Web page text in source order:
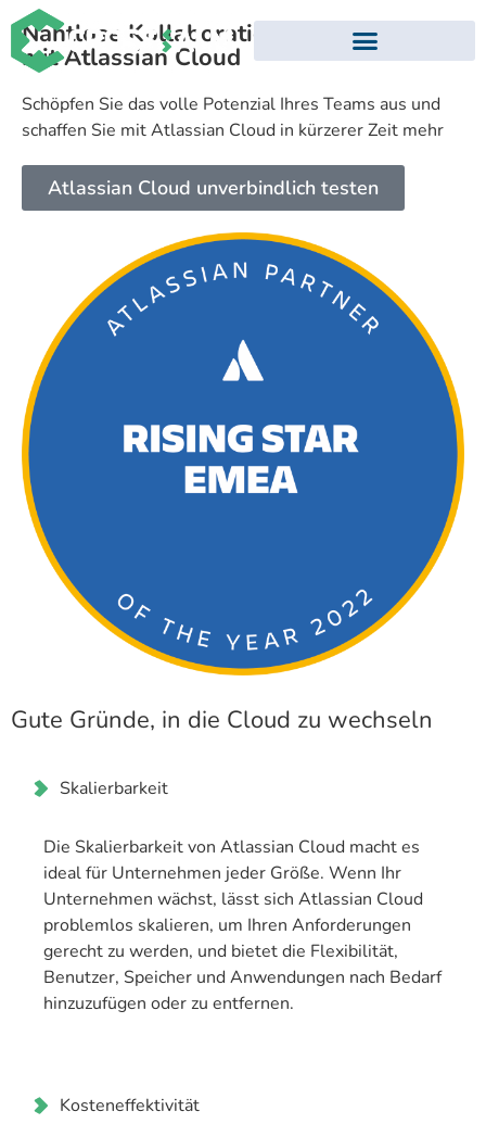
Nahtlose Kollaboration
mit Atlassian Cloud
Schöpfen Sie das volle Potenzial Ihres Teams aus und
schaffen Sie mit Atlassian Cloud in kürzerer Zeit mehr
Atlassian Cloud unverbindlich testen
Gute Gründe, in die Cloud zu wechseln
Skalierbarkeit
Die Skalierbarkeit von Atlassian Cloud macht es
ideal für Unternehmen jeder Größe. Wenn Ihr
Unternehmen wächst, lässt sich Atlassian Cloud
problemlos skalieren, um Ihren Anforderungen
gerecht zu werden, und bietet die Flexibilität,
Benutzer, Speicher und Anwendungen nach Bedarf
hinzuzufügen oder zu entfernen.
Kosteneffektivität